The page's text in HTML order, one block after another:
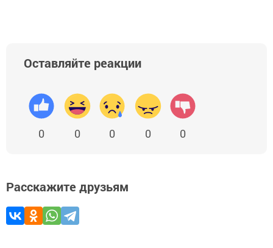
Оставляйте реакции
0 0 0 0 0
Расскажите друзьям